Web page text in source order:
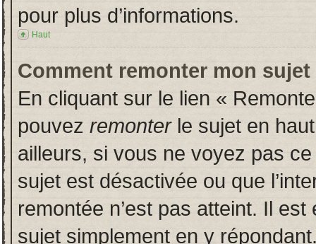
pour plus d’informations.
Haut
Comment remonter mon sujet
En cliquant sur le lien «
pouvez remonterle sujet en
ailleurs, si vous ne voyez pas
sujet est désactivée ou que
remontée n’est pas atteint. Il
sujet simplement en y